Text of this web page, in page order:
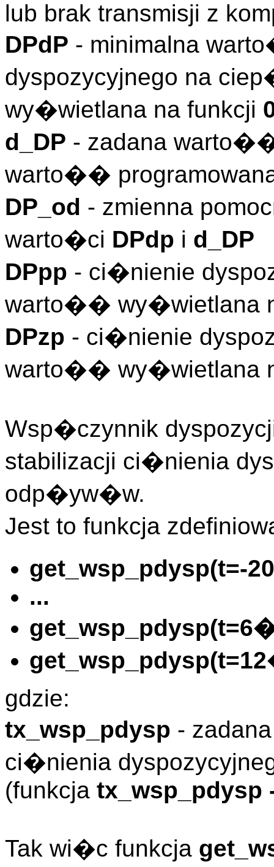
lub brak transmisji z
DPdP - minimalna
dyspozycyjnego na
wy�wietlana na funkcji
d_DP - zadana
warto��
DP_od - zmienna
warto�ci DPdp i d_DP
DPpp - ci�nienie
warto�� wy�wietlana
DPzp - ci�nienie
warto�� wy�wietlana
Wsp�czynnik
stabilizacji ci�nienia
odp�yw�w.
Jest to funkcja
get_wsp_pdysp(t=-
...
gdzie:
tx_wsp_pdysp -
ci�nienia
(funkcja tx_wsp_pdysp
Tak wi�c funkcja